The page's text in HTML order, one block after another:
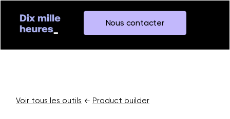
Nous contacter
Voir tous les outils ← Product builder